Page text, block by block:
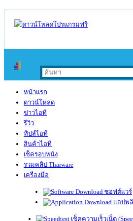
หน้าแรก
ดาวน์โหลด
ข่าวไอที
รีวิว
ทิปส์ไอที
สินค้าไอที
เช็ครอบหนัง
รวมคลิป Thaiware
เครื่องมือ
ซอฟต์แวร์
แอปพ
เช็คความเร็วเน็ต